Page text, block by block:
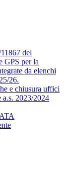
del
GPS per la
da elenchi
26.
e chiusura uffici
a.s. 2023/2024